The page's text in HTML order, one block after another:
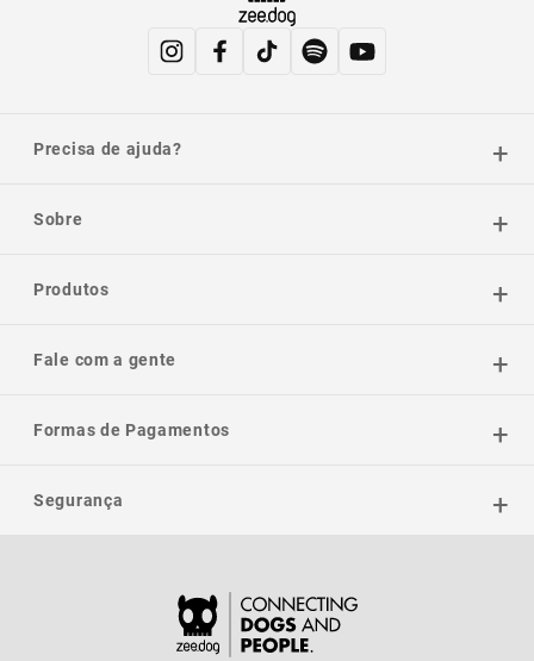
Precisa de ajuda?
Sobre
Produtos
Fale com a gente
Formas de Pagamentos
Segurança